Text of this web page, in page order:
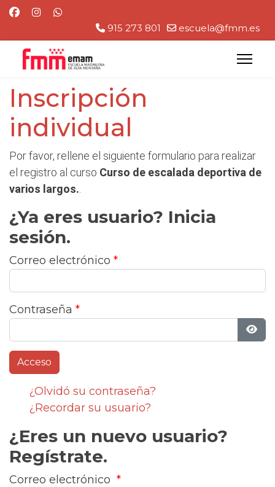
915 273 801 escuela@fmm.es
Inscripción
individual
Por favor, rellene el siguiente formulario para realizar
el registro al curso Curso de escalada deportiva de
varios largos.
¿Ya eres usuario? Inicia
sesión.
Correo electrónico *
Contraseña *
¿Olvidó su contraseña?
¿Recordar su usuario?
¿Eres un nuevo usuario?
Regístrate.
Correo electrónico *